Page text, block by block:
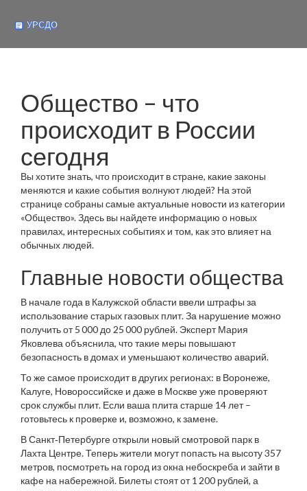
Общество – что
происходит в России
сегодня
Вы хотите знать, что происходит в стране, какие законы
меняются и какие события волнуют людей? На этой
странице собраны самые актуальные новости из категории
«Общество». Здесь вы найдете информацию о новых
правилах, интересных событиях и том, как это влияет на
обычных людей.
Главные новости общества
В начале года в Калужской области ввели штрафы за
использование старых газовых плит. За нарушение можно
получить от 5 000 до 25 000 рублей. Эксперт Мария
Яковлева объяснила, что такие меры повышают
безопасность в домах и уменьшают количество аварий.
То же самое происходит в других регионах: в Воронеже,
Калуге, Новороссийске и даже в Москве уже проверяют
срок службы плит. Если ваша плита старше 14 лет –
готовьтесь к проверке и, возможно, к замене.
В Санкт‑Петербурге открыли новый смотровой парк в
Лахта Центре. Теперь жители могут попасть на высоту 357
метров, посмотреть на город из окна небоскреба и зайти в
кафе на набережной. Билеты стоят от 1 200 рублей, а